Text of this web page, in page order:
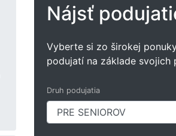
Nájsť
Vyberte si zo širokej
podujatí na základe svojich
Druh podujatia